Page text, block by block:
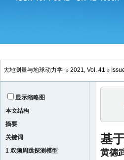
大地测量与地球动力学 2021, Vol. 41
显示缩略图
本文结构
摘要
关键词
1 双频周跳探测模型
基
黄德